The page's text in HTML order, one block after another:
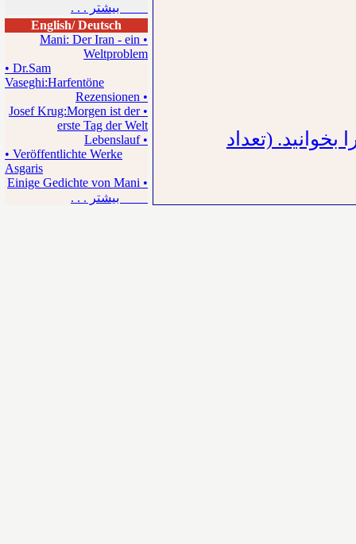
بیشتر . . .
English/ Deutsch
• Mani: Der Iran - ein
Weltproblem
• Dr.Sam
Vaseghi:Harfentöne
• Rezensionen
• Josef Krug:Morgen ist der
erste Tag der Welt
• Lebenslauf
• Veröffentlichte Werke
Asgaris
• Einige Gedichte von Mani
بیشتر . . .
(تعداد